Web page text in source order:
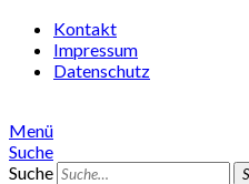
Kontakt
Impressum
Datenschutz
Menü
Suche
Suche